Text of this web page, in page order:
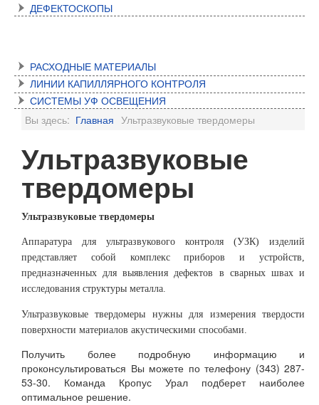
ДЕФЕКТОСКОПЫ
РАСХОДНЫЕ МАТЕРИАЛЫ
ЛИНИИ КАПИЛЛЯРНОГО КОНТРОЛЯ
СИСТЕМЫ УФ ОСВЕЩЕНИЯ
Вы здесь: Главная Ультразвуковые твердомеры
Ультразвуковые
твердомеры
Ультразвуковые твердомеры
Аппаратура для ультразвукового контроля (УЗК) изделий
представляет собой комплекс приборов и устройств,
предназначенных для выявления дефектов в сварных швах и
исследования структуры металла.
Ультразвуковые твердомеры нужны для измерения твердости
поверхности материалов акустическими способами.
Получить более подробную информацию и
проконсультироваться Вы можете по телефону (343) 287-
53-30. Команда Кропус Урал подберет наиболее
оптимальное решение.